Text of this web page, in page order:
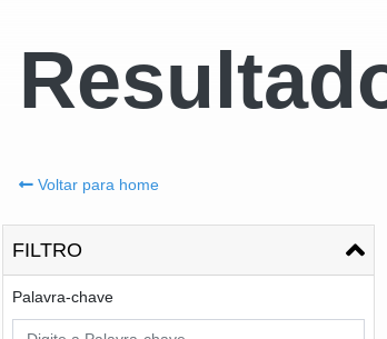
Voltar para home
FILTRO
Palavra-chave